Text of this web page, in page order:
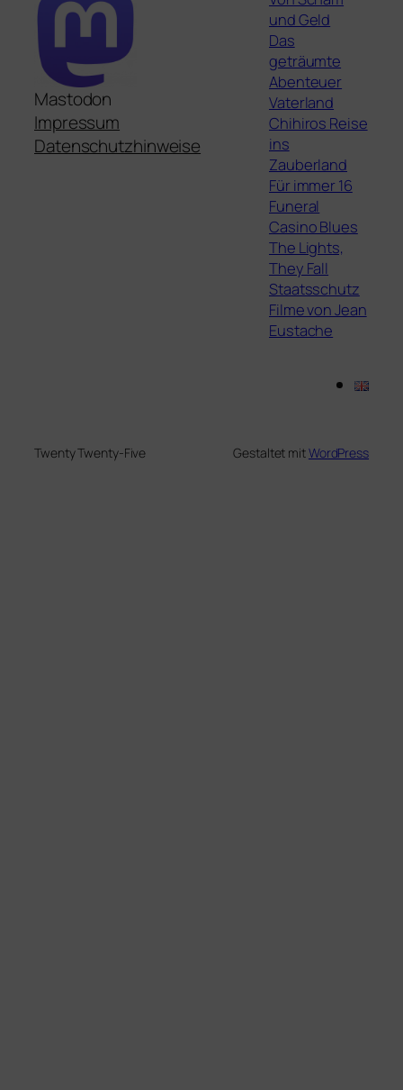
Mastodon
Impressum
Datenschutzhinweise
und Geld
Das
geträumte
Abenteuer
Vaterland
Chihiros Reise
ins
Zauberland
Für immer 16
Funeral
Casino Blues
The Lights,
They Fall
Staatsschutz
Filme von Jean
Eustache
Twenty Twenty-Five Gestaltet mitWordPress